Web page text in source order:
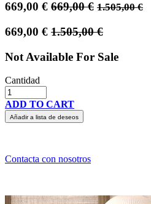
669,00 € 669,00€ 1.505,00€
669,00 € 1.505,00€
Not Available For Sale
Cantidad
ADD TO CART
Añadir a lista de deseos
Contacta con nosotros